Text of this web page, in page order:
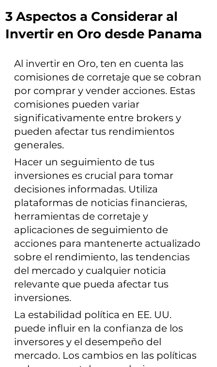
3 Aspectos a Considerar al
Invertir en Oro desde Panama
Al invertir en Oro, ten en cuenta las
comisiones de corretaje que se cobran
por comprar y vender acciones. Estas
comisiones pueden variar
significativamente entre brokers y
pueden afectar tus rendimientos
generales.
Hacer un seguimiento de tus
inversiones es crucial para tomar
decisiones informadas. Utiliza
plataformas de noticias financieras,
herramientas de corretaje y
aplicaciones de seguimiento de
acciones para mantenerte actualizado
sobre el rendimiento, las tendencias
del mercado y cualquier noticia
relevante que pueda afectar tus
inversiones.
La estabilidad política en EE. UU.
puede influir en la confianza de los
inversores y el desempeño del
mercado. Los cambios en las políticas